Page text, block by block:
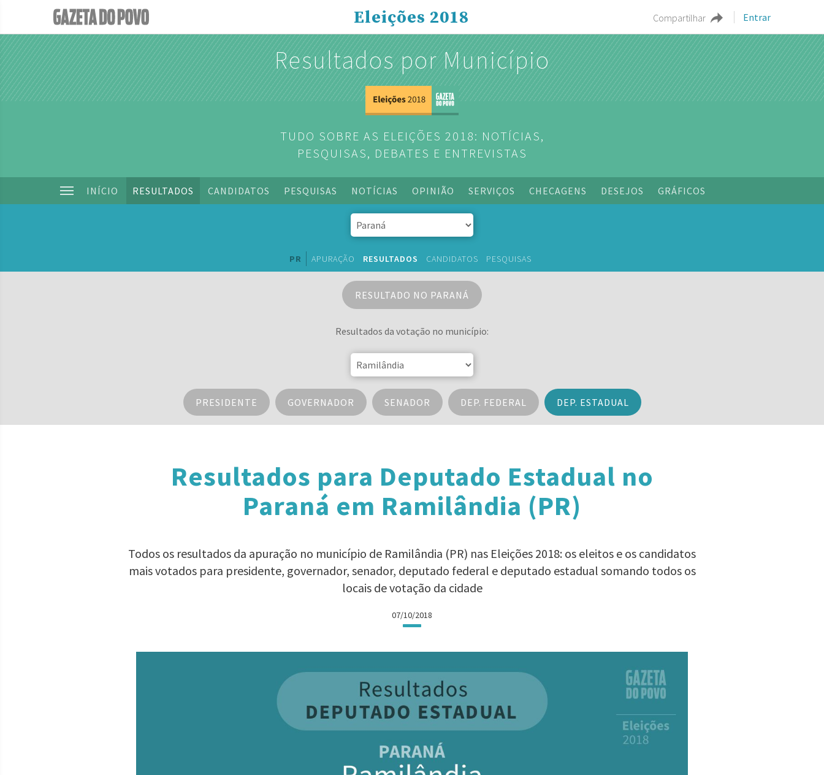
Compartilhar Entrar
Eleições 2018
Resultados por Município
TUDO SOBRE AS ELEIÇÕES 2018: NOTÍCIAS,
PESQUISAS, DEBATES E ENTREVISTAS
INÍCIO RESULTADOS CANDIDATOS PESQUISAS NOTÍCIAS OPINIÃO SERVIÇOS CHECAGENS DESEJOS GRÁFICOS
PR APURAÇÃO RESULTADOS CANDIDATOS PESQUISAS
RESULTADO NO PARANÁ
Resultados da votação no município:
PRESIDENTE GOVERNADOR SENADOR DEP. FEDERAL DEP. ESTADUAL
Resultados para Deputado Estadual no
Paraná em Ramilândia (PR)
Todos os resultados da apuração no município de Ramilândia (PR) nas Eleições 2018: os eleitos e os candidatos
mais votados para presidente, governador, senador, deputado federal e deputado estadual somando todos os
locais de votação da cidade
07/10/2018